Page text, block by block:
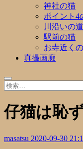
神社の猫
ポイント4
川沿いの
駅前の猫
お寺近く
真撮画廊
仔猫は恥
masatsu 2020-09-30